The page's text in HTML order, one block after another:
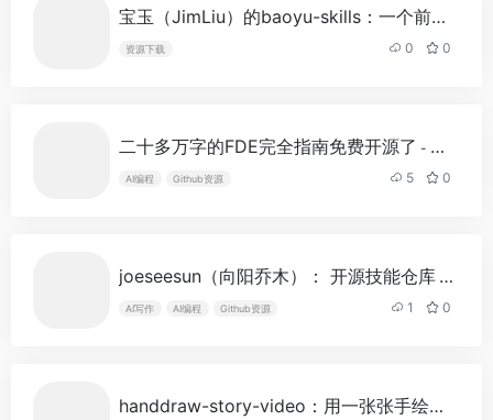
宝玉（JimLiu）的baoyu-skills：一个前端工程师把20+AI技能做成了内容创作全家桶
资源下载 0 0
二十多万字的FDE完全指南免费开源了 - 最新版
AI编程 Github资源 5 0
joeseesun（向阳乔木）： 开源技能仓库
AI写作 AI编程 Github资源 1 0
handdraw-story-video：用一张张手绘母图，自动生成线稿逐渐上色的暖心竖屏短视频